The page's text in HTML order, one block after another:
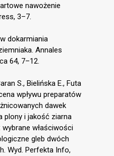
nawożenie
3–7.
dokarmiania
Annales
64, 7–12.
S., Bielińska E., Futa
wpływu preparatów
dawek
plony i jakość ziarna
właściwości
gleb dwóch
Wyd. Perfekta Info,